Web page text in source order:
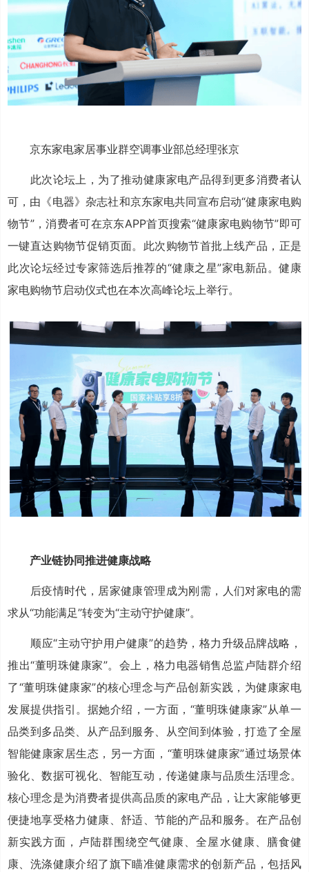
京东家电家居事业群空调事业部总经理张京
此次论坛上，为了推动健康家电产品得到更多消费者认
可，由《电器》杂志社和京东家电共同宣布启动“健康家电购
物节”，消费者可在京东APP首页搜索“健康家电购物节”即可
一键直达购物节促销页面。此次购物节首批上线产品，正是
此次论坛经过专家筛选后推荐的“健康之星”家电新品。健康
家电购物节启动仪式也在本次高峰论坛上举行。
产业链协同推进健康战略
后疫情时代，居家健康管理成为刚需，人们对家电的需
求从“功能满足”转变为“主动守护健康”。
顺应“主动守护用户健康”的趋势，格力升级品牌战略，
推出“董明珠健康家”。会上，格力电器销售总监卢陆群介绍
了“董明珠健康家”的核心理念与产品创新实践，为健康家电
发展提供指引。据她介绍，一方面，“董明珠健康家”从单一
品类到多品类、从产品到服务、从空间到体验，打造了全屋
智能健康家居生态，另一方面，“董明珠健康家”通过场景体
验化、数据可视化、智能互动，传递健康与品质生活理念。
核心理念是为消费者提供高品质的家电产品，让大家能够更
便捷地享受格力健康、舒适、节能的产品和服务。在产品创
新实践方面，卢陆群围绕空气健康、全屋水健康、膳食健
康、洗涤健康介绍了旗下瞄准健康需求的创新产品，包括风